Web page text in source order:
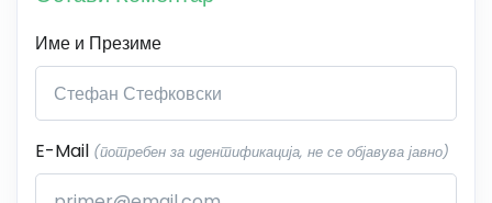
Име и Презиме
E-Mail (потребен за идентификација, не се објавува јавно)